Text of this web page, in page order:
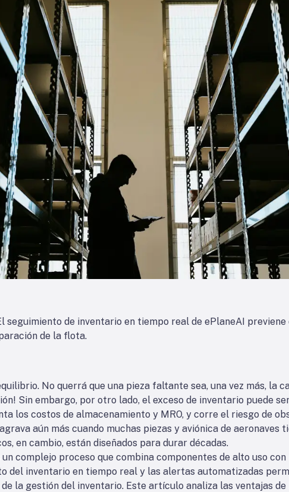
seguimiento de inventario en tiempo real de ePlaneAI previene
de la flota.
No querrá que una pieza faltante sea, una vez más, la
Sin embargo, por otro lado, el exceso de inventario puede
los costos de almacenamiento y MRO, y corre el riesgo de
aún más cuando muchas piezas y aviónica de aeronaves
en cambio, están diseñados para durar décadas.
complejo proceso que combina componentes de alto uso con
del inventario en tiempo real y las alertas automatizadas
la gestión del inventario. Este artículo analiza las ventajas